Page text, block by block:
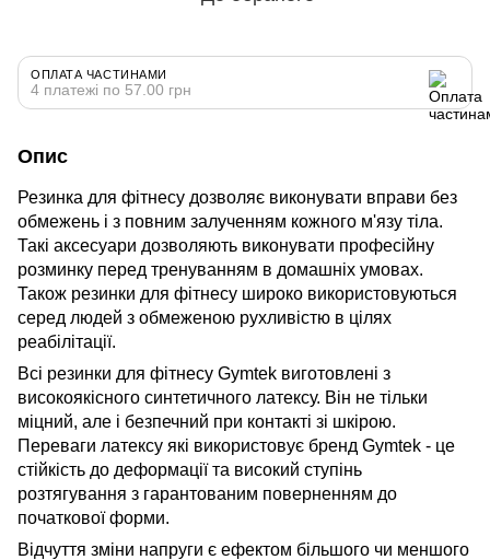
ОПЛАТА ЧАСТИНАМИ
4 платежі по 57.00 грн
Опис
Резинка для фітнесу дозволяє виконувати вправи без
обмежень і з повним залученням кожного м'язу тіла.
Такі аксесуари дозволяють виконувати професійну
розминку перед тренуванням в домашніх умовах.
Також резинки для фітнесу широко використовуються
серед людей з обмеженою рухливістю в цілях
реабілітації.
Всі резинки для фітнесу Gymtek виготовлені з
високоякісного синтетичного латексу. Він не тільки
міцний, але і безпечний при контакті зі шкірою.
Переваги латексу які використовує бренд Gymtek - це
стійкість до деформації та високий ступінь
розтягування з гарантованим поверненням до
початкової форми.
Відчуття зміни напруги є ефектом більшого чи меншого